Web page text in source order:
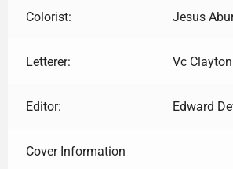
Colorist: Jesus
Letterer: Vc
Editor: Edward
Cover Information